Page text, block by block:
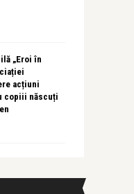
„Eroi în
acțiuni
copiii născuți